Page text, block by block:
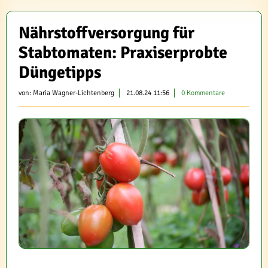
Nährstoffversorgung für
Stabtomaten: Praxiserprobte
Düngetipps
von: Maria Wagner-Lichtenberg 21.08.24 11:56 0 Kommentare